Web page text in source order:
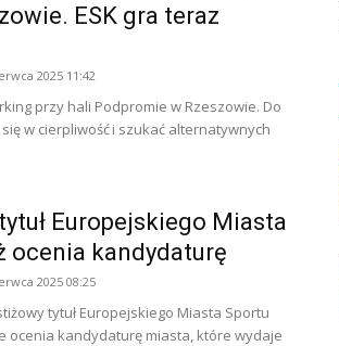
ESK gra teraz
2025 11:42
przy hali Podpromie w Rzeszowie. Do
w cierpliwość i szukać alternatywnych
Europejskiego Miasta
ocenia kandydaturę
2025 08:25
tytuł Europejskiego Miasta Sportu
ocenia kandydaturę miasta, które wydaje